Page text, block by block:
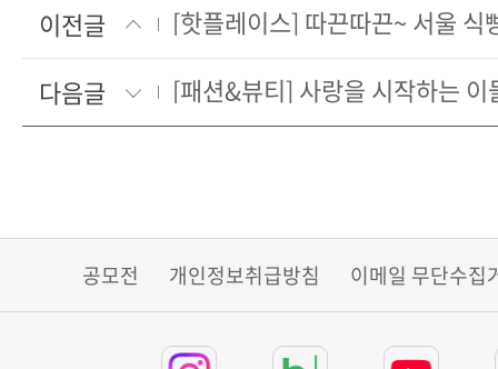
이전글
[핫플레이스] 따끈따끈~ 서울 식
다음글
[패션&뷰티] 사랑을 시작하는 이
공모전 개인정보취급방침 이메일 무단수집